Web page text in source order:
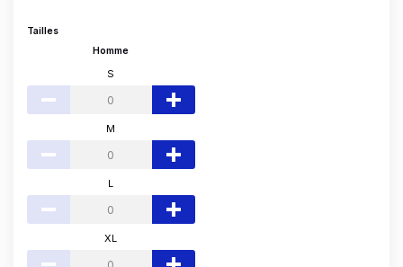
Tailles
Homme
S
M
L
XL